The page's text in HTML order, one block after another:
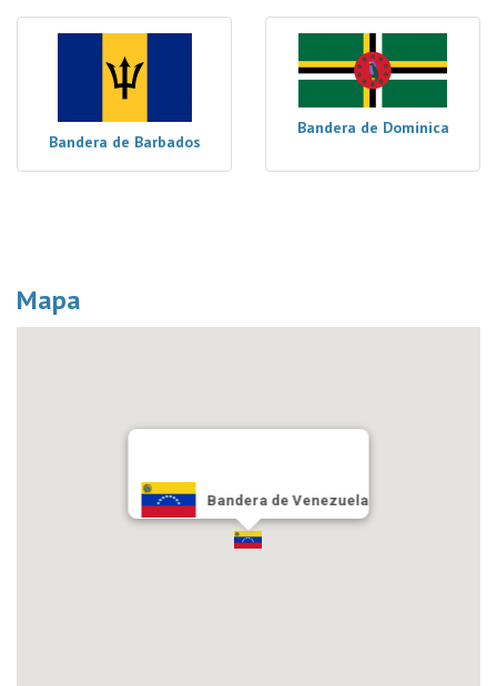
Bandera de Barbados
Bandera de Dominica
Mapa
Bandera de Venezuela